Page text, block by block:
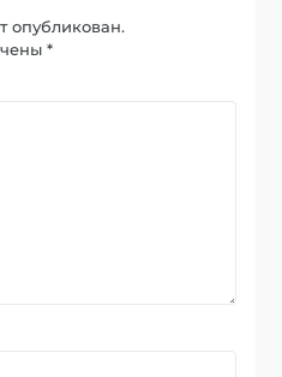
опубликован.
*